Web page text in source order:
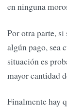
en ninguna
Por otra parte,
algún pago, sea
situación es
mayor cantidad
Finalmente hay